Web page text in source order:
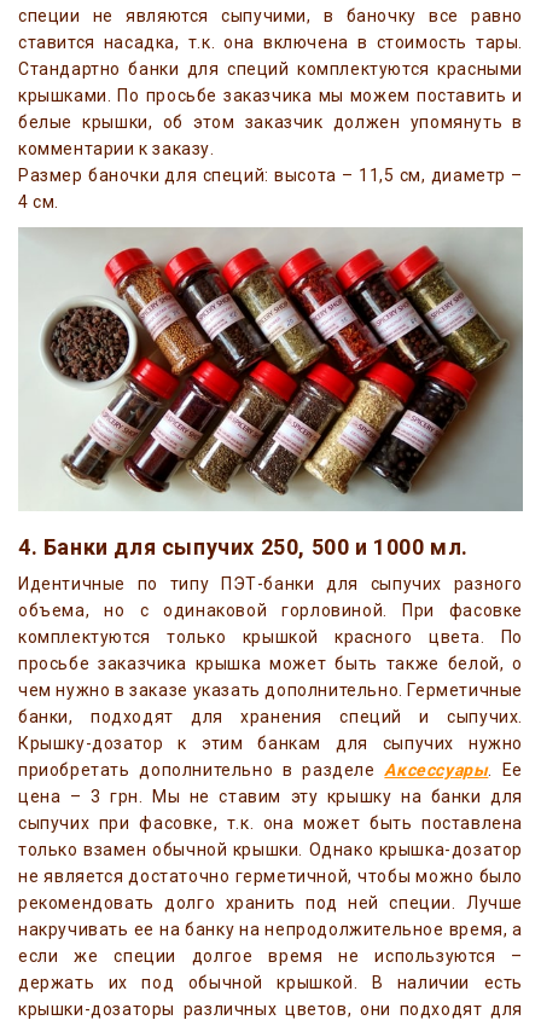
специи не являются сыпучими, в баночку все равно
ставится насадка, т.к. она включена в стоимость тары.
Стандартно банки для специй комплектуются красными
крышками. По просьбе заказчика мы можем поставить и
белые крышки, об этом заказчик должен упомянуть в
комментарии к заказу.
Размер баночки для специй: высота – 11,5 см, диаметр –
4 см.
4. Банки для сыпучих 250, 500 и 1000 мл.
Идентичные по типу ПЭТ-банки для сыпучих разного
объема, но с одинаковой горловиной. При фасовке
комплектуются только крышкой красного цвета. По
просьбе заказчика крышка может быть также белой, о
чем нужно в заказе указать дополнительно. Герметичные
банки, подходят для хранения специй и сыпучих.
Крышку-дозатор к этим банкам для сыпучих нужно
приобретать дополнительно в разделе Аксессуары. Ее
цена – 3 грн. Мы не ставим эту крышку на банки для
сыпучих при фасовке, т.к. она может быть поставлена
только взамен обычной крышки. Однако крышка-дозатор
не является достаточно герметичной, чтобы можно было
рекомендовать долго хранить под ней специи. Лучше
накручивать ее на банку на непродолжительное время, а
если же специи долгое время не используются –
держать их под обычной крышкой. В наличии есть
крышки-дозаторы различных цветов, они подходят для